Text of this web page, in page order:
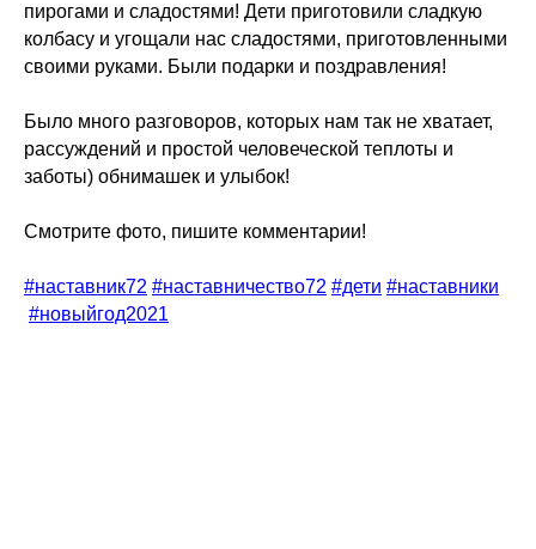
пирогами и сладостями! Дети приготовили сладкую
колбасу и угощали нас сладостями, приготовленными
своими руками. Были подарки и поздравления!
Было много разговоров, которых нам так не хватает,
рассуждений и простой человеческой теплоты и
заботы) обнимашек и улыбок!
Смотрите фото, пишите комментарии!
#наставник72 #наставничество72 #дети #наставники
#новыйгод2021